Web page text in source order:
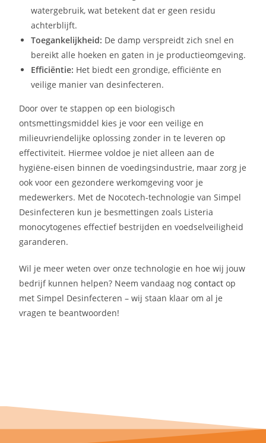
watergebruik, wat betekent dat er geen residu
achterblijft.
Toegankelijkheid: De damp verspreidt zich snel en
bereikt alle hoeken en gaten in je productieomgeving.
Efficiëntie: Het biedt een grondige, efficiënte en
veilige manier van desinfecteren.
Door over te stappen op een biologisch
ontsmettingsmiddel kies je voor een veilige en
milieuvriendelijke oplossing zonder in te leveren op
effectiviteit. Hiermee voldoe je niet alleen aan de
hygiëne-eisen binnen de voedingsindustrie, maar zorg je
ook voor een gezondere werkomgeving voor je
medewerkers. Met de Nocotech-technologie van Simpel
Desinfecteren kun je besmettingen zoals Listeria
monocytogenes effectief bestrijden en voedselveiligheid
garanderen.
Wil je meer weten over onze technologie en hoe wij jouw
bedrijf kunnen helpen? Neem vandaag nogcontact op
met Simpel Desinfecteren – wij staan klaar om al je
vragen te beantwoorden!